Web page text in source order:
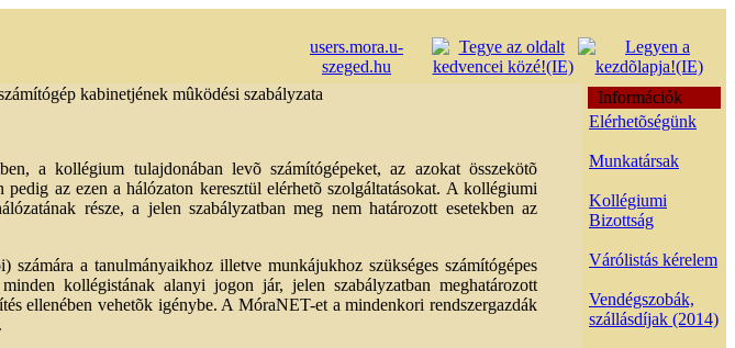
users.mora.u-
szeged.hu
kabinetjének mûködési szabályzata
a kollégium tulajdonában levõ számítógépeket, az azokat összekötõ
az ezen a hálózaton keresztül elérhetõ szolgáltatásokat. A kollégiumi
része, a jelen szabályzatban meg nem határozott esetekben az
a tanulmányaikhoz illetve munkájukhoz szükséges számítógépes
kollégistának alanyi jogon jár, jelen szabályzatban meghatározott
ellenében vehetõk igénybe. A MóraNET-et a mindenkori rendszergazdák
Információk
Elérhetõségünk
Munkatársak
Kollégiumi
Bizottság
Várólistás kérelem
Vendégszobák,
szállásdíjak (2014)